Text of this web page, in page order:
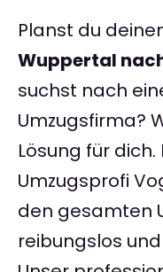
Planst du
Wuppertal
suchst nach
Umzugsfirma?
Lösung für
Umzugsprofi
den gesamten
reibungslos